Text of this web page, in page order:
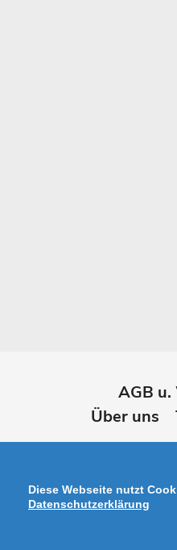
AGB
Über uns
Diese Webseite nutzt
Datenschutzerklärung